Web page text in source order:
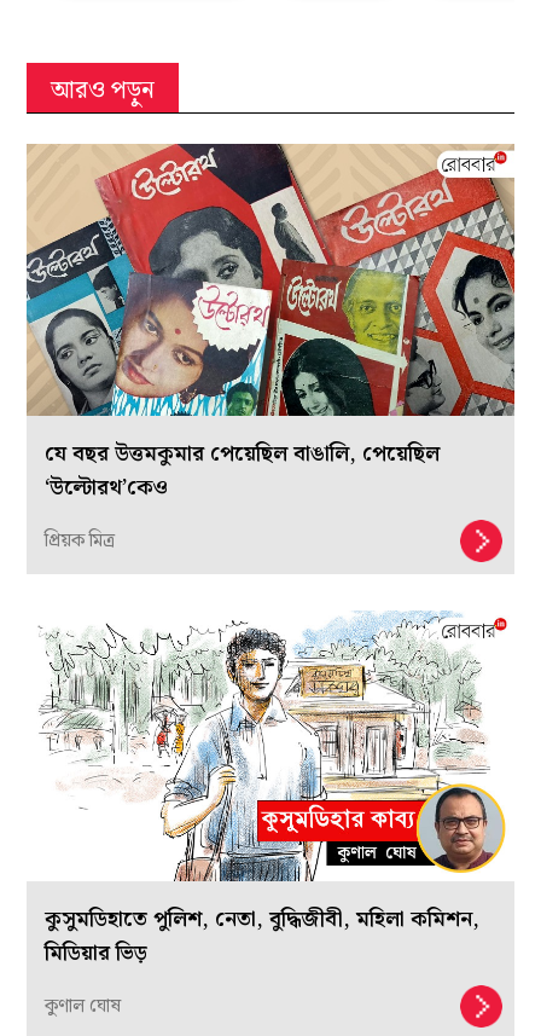
আরও পড়ুন
যে বছর উত্তমকুমার পেয়েছিল বাঙালি, পেয়েছিল
‘উল্টোরথ’কেও
প্রিয়ক মিত্র
কুসুমডিহাতে পুলিশ, নেতা, বুদ্ধিজীবী, মহিলা কমিশন,
মিডিয়ার ভিড়
কুণাল ঘোষ